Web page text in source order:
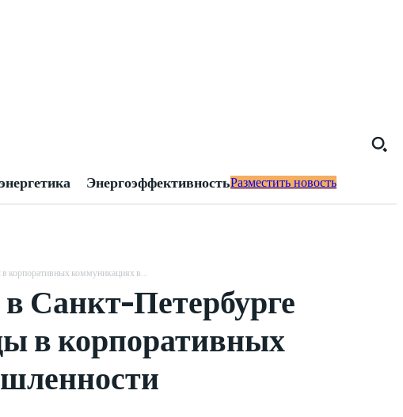
ЭнергоэффективностьРазместить новость
корпоративных коммуникациях в...
Санкт-Петербурге
в корпоративных